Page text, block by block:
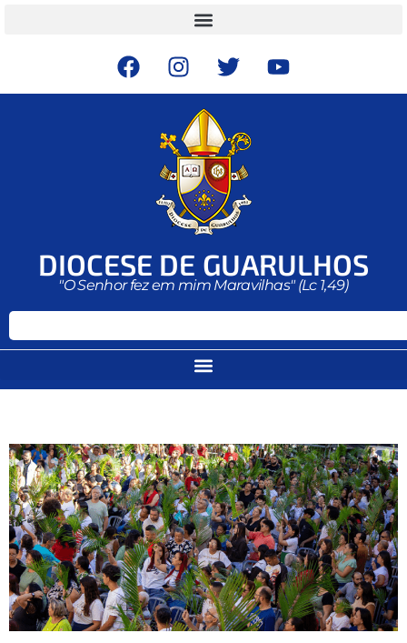
DIOCESE DE GUARULHOS
"O Senhor fez em mim Maravilhas" (Lc 1,49)